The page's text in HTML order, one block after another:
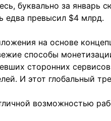
буквально за январь
едва превысил $4 млрд.
на основе
способы
сторонних
И этот глобальный
возможностью